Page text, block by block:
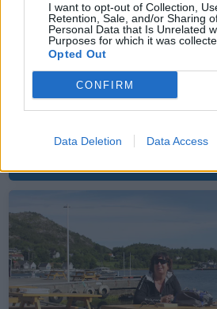
I want to opt-out of Collection,
Retention, Sale, and/or Sharing
Personal Data that Is Unrelated
Purposes for which it was
Opted Out
CONFIRM
Data Deletion Data Access
Sommerpraten
– Jeg liker folk som har det kjekt
fornøyd